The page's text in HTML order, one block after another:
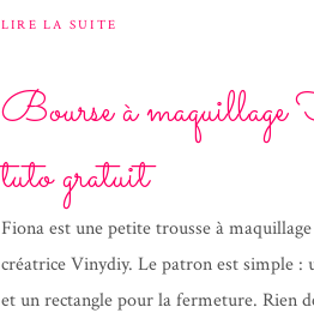
LIRE LA SUITE
Bourse à
tuto gratuit
Fiona est une petite trousse à
créatrice Vinydiy. Le patron est simple :
et un rectangle pour la fermeture. Rien